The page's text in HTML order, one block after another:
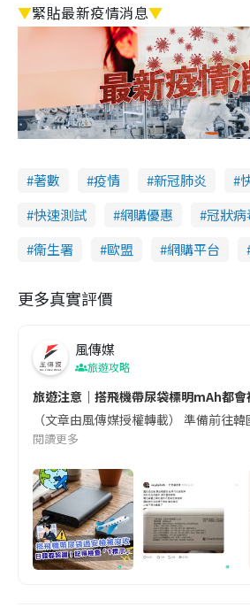
▼緊貼最新疫情消息▼
著數 疫情 新冠肺炎
快速測試
網購優惠 冠狀病
衞生署
歐盟 網購平台
更多真實評價
風傳媒
旅遊攻略
旅遊注意｜搭飛機帶尿袋標明mAh都
（文章由風傳媒授權轉載） 準備前
閱讀更多